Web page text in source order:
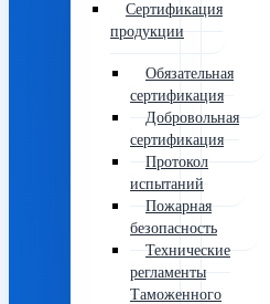
Сертификация
продукции
Обязательная
сертификация
Добровольная
сертификация
Протокол
испытаний
Пожарная
безопасность
Технические
регламенты
Таможенного